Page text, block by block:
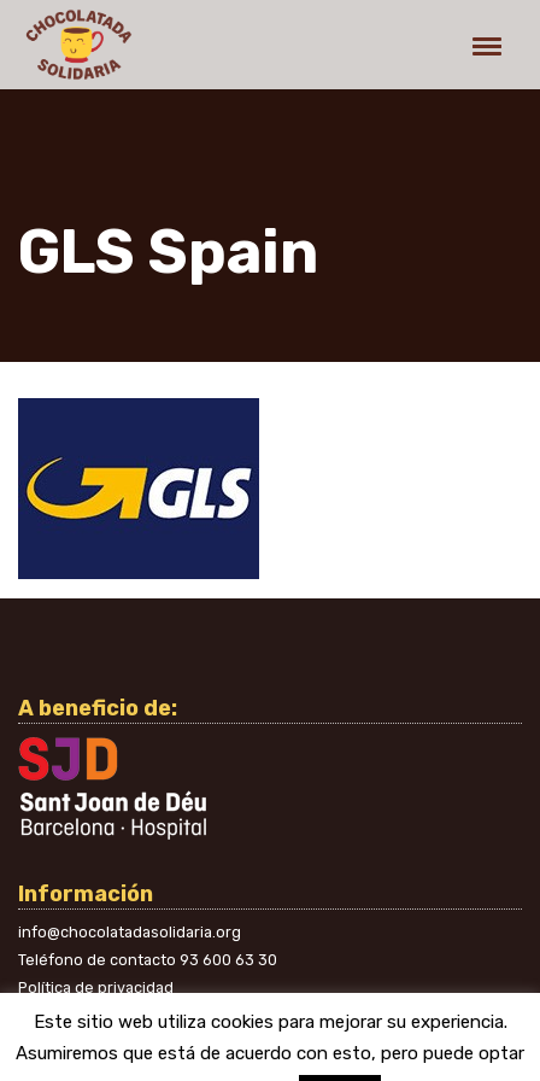
GLS Spain
A beneficio de:
Información
info@chocolatadasolidaria.org
Teléfono de contacto 93 600 63 30
Política de privacidad
En las redes
Este sitio web utiliza cookies para mejorar su experiencia.
Asumiremos que está de acuerdo con esto, pero puede optar